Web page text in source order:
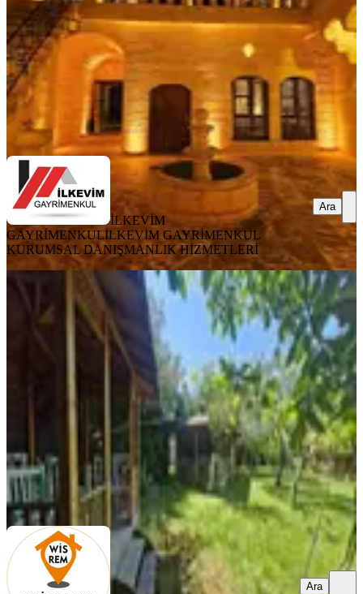
7.750.000 ₺ 8.500.000 ₺
İLKEVİM GAYRİMENKUL
İLKEVİM GAYRİMENKUL
KURUMSAL DANIŞMANLIK HİZMETLERİ
Ara
İLKEVİM
GAYRİMENKULİLKEVİM GAYRİMENKUL
KURUMSAL DANIŞMANLIK HİZMETLERİ
Ara
MANZARALI
Kocaeli Gölcük Ulaşlı Da Ticari
Konsept Konak
Kocaeli, Gölcük
·380 m² ·09.07.2026
16.450.000 ₺
WİSREM GAYRİMENKUL Nesibe Aslantürk
Ara
Ara